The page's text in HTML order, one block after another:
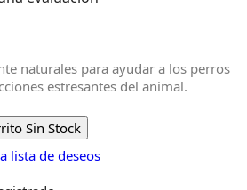
naturales para ayudar a los perros
estresantes del animal.
Sin Stock
lista de deseos